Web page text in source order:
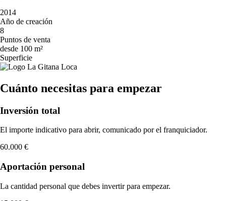
2014
Año de creación
8
Puntos de venta
desde 100 m²
Superficie
Cuánto necesitas para empezar
Inversión total
El importe indicativo para abrir, comunicado por el franquiciador.
60.000 €
Aportación personal
La cantidad personal que debes invertir para empezar.